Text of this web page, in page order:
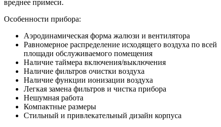
вреднее примеси.
Особенности прибора:
Аэродинамическая форма жалюзи и вентилятора
Равномерное распределение исходящего воздуха по всей
площади обслуживаемого помещения
Наличие таймера включения/выключения
Наличие фильтров очистки воздуха
Наличие функции ионизации воздуха
Легкая замена фильтров и чистка прибора
Нешумная работа
Компактные размеры
Стильный и привлекательный дизайн корпуса